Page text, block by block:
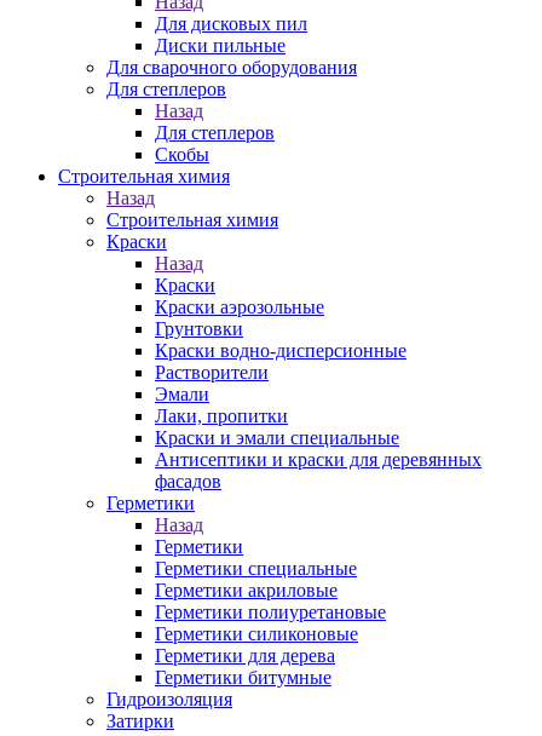
Для дисковых пил
Диски пильные
Для сварочного оборудования
Для степлеров
Назад
Для степлеров
Скобы
Строительная химия
Назад
Строительная химия
Краски
Назад
Краски
Краски аэрозольные
Грунтовки
Краски водно-дисперсионные
Растворители
Эмали
Лаки, пропитки
Краски и эмали специальные
Антисептики и краски для деревянных
фасадов
Герметики
Назад
Герметики
Герметики специальные
Герметики акриловые
Герметики полиуретановые
Герметики силиконовые
Герметики для дерева
Герметики битумные
Гидроизоляция
Затирки